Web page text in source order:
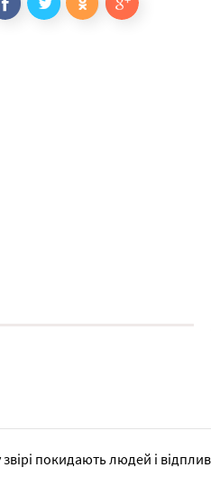
покидають людей і